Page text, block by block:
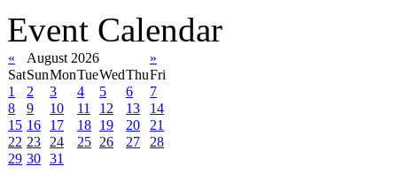
Event Calendar
« August 2026
»
SatSunMonTueWedThuFri
1
2 3 4 5 6
7
8
9 10 11 12 13
14
15 16 17 18 19 20
21
22 23 24 25 26 27
28
29 30 31